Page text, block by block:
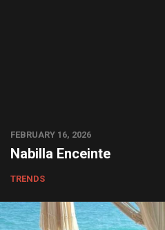
FEBRUARY 16, 2026
Nabilla Enceinte
TRENDS